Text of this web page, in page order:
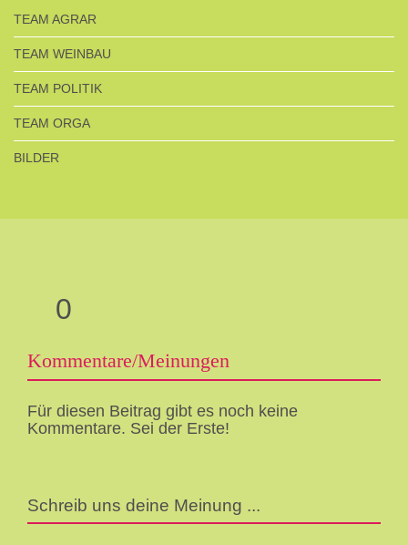
TEAM AGRAR
TEAM WEINBAU
TEAM POLITIK
TEAM ORGA
BILDER
0
Kommentare/Meinungen
Für diesen Beitrag gibt es noch keine
Kommentare. Sei der Erste!
Schreib uns deine Meinung ...